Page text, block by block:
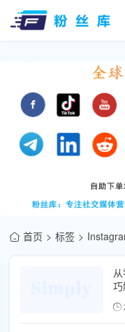
首页 标签